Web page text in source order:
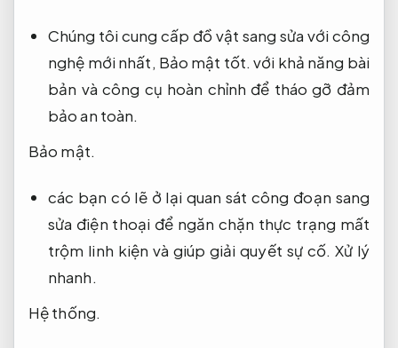
Chúng tôi cung cấp đồ vật sang sửa với công
nghệ mới nhất, Bảo mật tốt. với khả năng bài
bản và công cụ hoàn chỉnh để tháo gỡ đảm
bảo an toàn.
Bảo mật.
các bạn có lẽ ở lại quan sát công đoạn sang
sửa điện thoại để ngăn chặn thực trạng mất
trộm linh kiện và giúp giải quyết sự cố. Xử lý
nhanh.
Hệ thống.